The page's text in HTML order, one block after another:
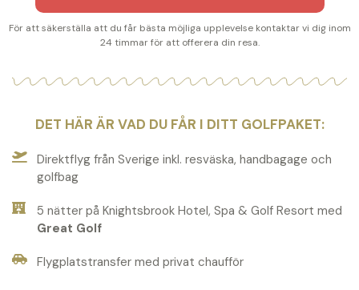
För att säkerställa att du får bästa möjliga upplevelse kontaktar vi dig inom
24 timmar för att offerera din resa.
DET HÄR ÄR VAD DU FÅR I DITT GOLFPAKET:
Direktflyg från Sverige inkl. resväska, handbagage och
golfbag
5 nätter på Knightsbrook Hotel, Spa & Golf Resort med
Great Golf
Flygplatstransfer med privat chaufför